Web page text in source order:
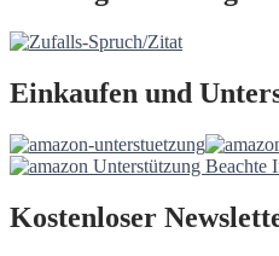
Einkaufen und
Kostenloser